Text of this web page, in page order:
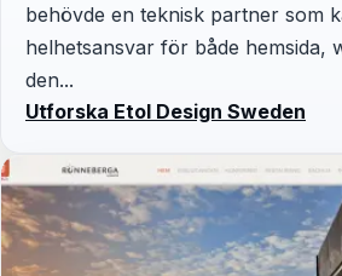
behövde en teknisk partner som
helhetsansvar för både hemsida,
den...
Utforska Etol Design Sweden